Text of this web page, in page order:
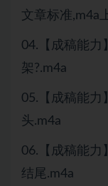
文章标准,m4a
04.【成稿能力
架?.m4a
05.【成稿能力
头.m4a
06.【成稿能力
结尾.m4a